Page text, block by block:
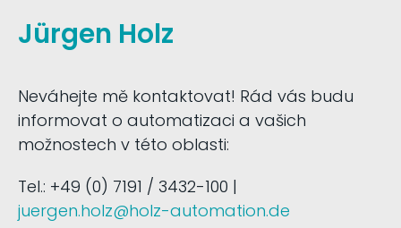
Jürgen Holz
Neváhejte mě kontaktovat! Rád vás budu
informovat o automatizaci a vašich
možnostech v této oblasti:
Tel.: +49 (0) 7191 / 3432-100 |
juergen.holz@holz-automation.de